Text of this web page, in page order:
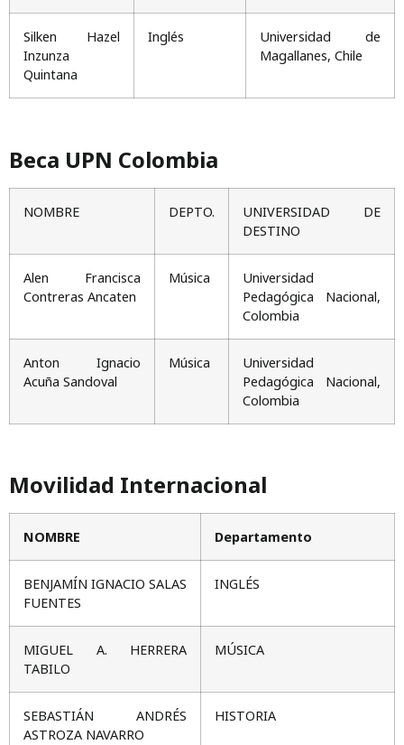
Silken Hazel
Inzunza
Quintana
Inglés
Universidad de
Magallanes, Chile
Beca UPN Colombia
NOMBRE DEPTO.
UNIVERSIDAD DE
DESTINO
Alen Francisca
Contreras Ancaten
Música
Universidad
Pedagógica Nacional,
Colombia
Anton Ignacio
Acuña Sandoval
Música
Universidad
Pedagógica Nacional,
Colombia
Movilidad Internacional
NOMBRE Departamento
BENJAMÍN IGNACIO SALAS
FUENTES
INGLÉS
MIGUEL A. HERRERA
TABILO
MÚSICA
SEBASTIÁN ANDRÉS
ASTROZA NAVARRO
HISTORIA